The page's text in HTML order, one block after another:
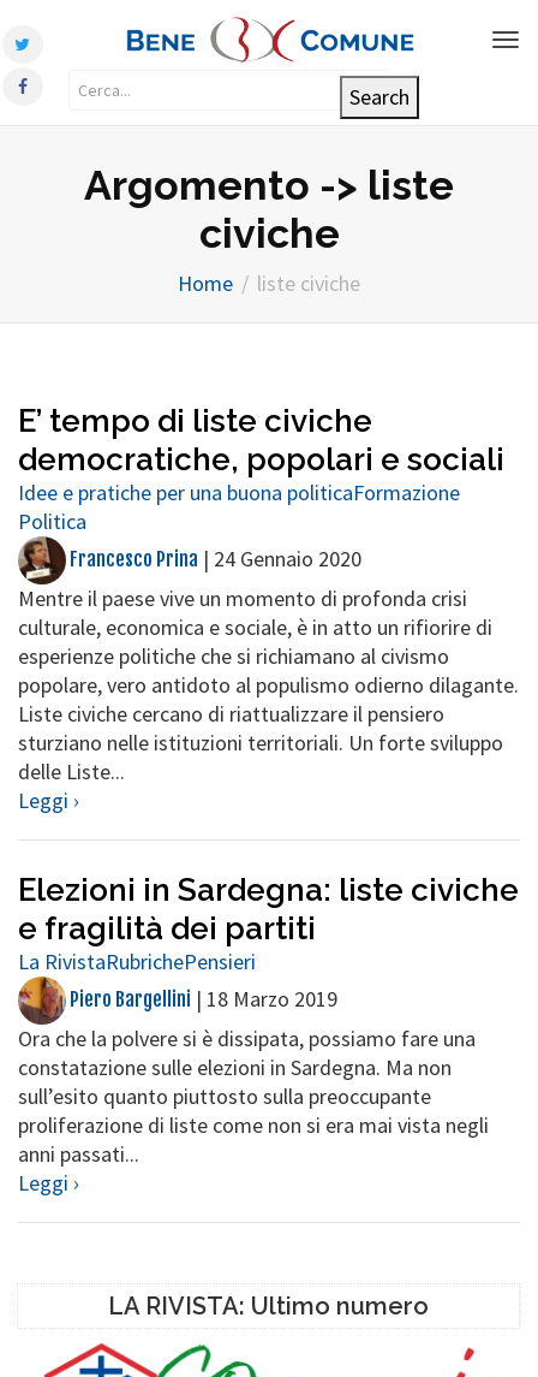
Argomento -> liste
civiche
Home liste civiche
E’ tempo di liste civiche
democratiche, popolari e sociali
Idee e pratiche per una buona politicaFormazione
Politica
Francesco Prina | 24 Gennaio 2020
Mentre il paese vive un momento di profonda crisi
culturale, economica e sociale, è in atto un rifiorire di
esperienze politiche che si richiamano al civismo
popolare, vero antidoto al populismo odierno dilagante.
Liste civiche cercano di riattualizzare il pensiero
sturziano nelle istituzioni territoriali. Un forte sviluppo
delle Liste...
Leggi ›
Elezioni in Sardegna: liste civiche
e fragilità dei partiti
La RivistaRubrichePensieri
Piero Bargellini | 18 Marzo 2019
Ora che la polvere si è dissipata, possiamo fare una
constatazione sulle elezioni in Sardegna. Ma non
sull’esito quanto piuttosto sulla preoccupante
proliferazione di liste come non si era mai vista negli
anni passati...
Leggi ›
LA RIVISTA: Ultimo numero